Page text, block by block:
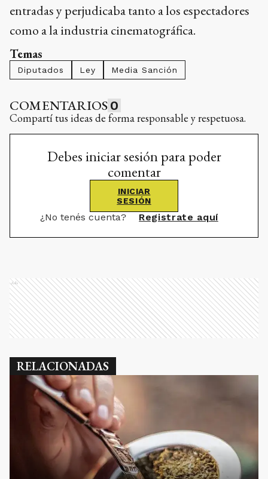
entradas y perjudicaba tanto a los espectadores
como a la industria cinematográfica.
Temas
Diputados Ley Media Sanción
COMENTARIOS 0
Compartí tus ideas de forma responsable y respetuosa.
Debes iniciar sesión para poder
comentar
INICIAR
SESIÓN
¿No tenés cuenta? Registrate aquí
Ads
RELACIONADAS